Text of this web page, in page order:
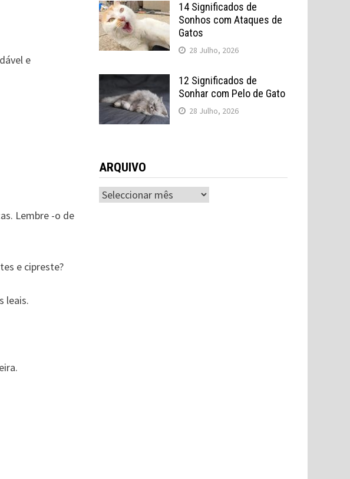
e
Lembre -o de
e cipreste?
leais.
14 Significados de
Sonhos com Ataques de
Gatos
28 Julho, 2026
12 Significados de
Sonhar com Pelo de Gato
28 Julho, 2026
ARQUIVO
ARQUIVO